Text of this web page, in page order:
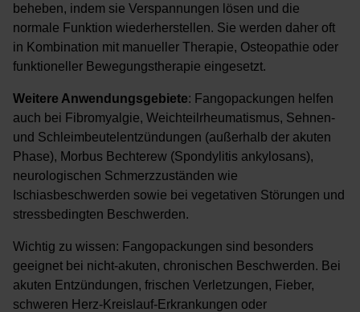
beheben, indem sie Verspannungen lösen und die
normale Funktion wiederherstellen. Sie werden daher oft
in Kombination mit manueller Therapie, Osteopathie oder
funktioneller Bewegungstherapie eingesetzt.
Weitere Anwendungsgebiete: Fangopackungen helfen
auch bei Fibromyalgie, Weichteilrheumatismus, Sehnen-
und Schleimbeutelentzündungen (außerhalb der akuten
Phase), Morbus Bechterew (Spondylitis ankylosans),
neurologischen Schmerzzuständen wie
Ischiasbeschwerden sowie bei vegetativen Störungen und
stressbedingten Beschwerden.
Wichtig zu wissen: Fangopackungen sind besonders
geeignet bei nicht-akuten, chronischen Beschwerden. Bei
akuten Entzündungen, frischen Verletzungen, Fieber,
schweren Herz-Kreislauf-Erkrankungen oder